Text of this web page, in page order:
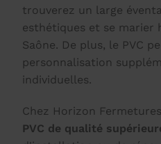
trouverez un large
esthétiques et se marier
Saône. De plus, le PVC
personnalisation
individuelles.
Chez Horizon
PVC de qualité